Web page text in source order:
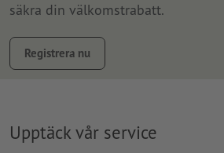
säkra din välkomstrabatt.
Registrera nu
Upptäck vår service